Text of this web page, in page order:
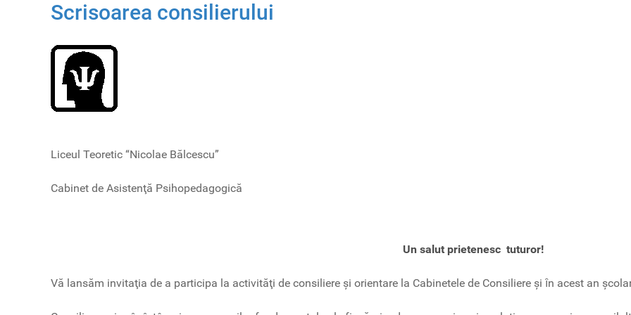
Scrisoarea consilierului
Liceul Teoretic “Nicolae Bălcescu”
Cabinet de Asistenţă Psihopedagogică
Un salut prietenesc tuturor!
Vă lansăm invitaţia de a participa la activităţi de consiliere şi orientare la Cabinetele de Consiliere şi ȋn acest an